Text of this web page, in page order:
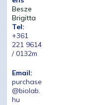
Besze
Brigitta
Tel:
+361
221 9614
/ 0132m
Email:
purchase
@biolab.
hu